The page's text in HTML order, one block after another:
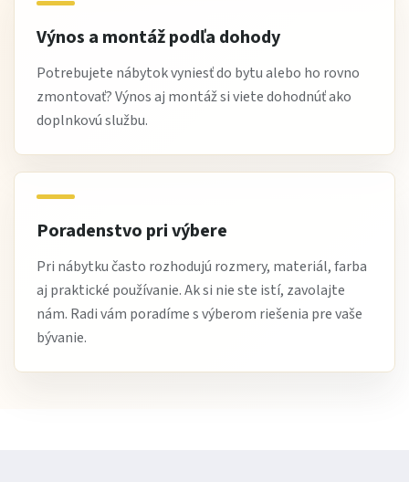
sedenie.
Stručne:
Kreslo BOSTON 2 je komfortné čalúnené kreslos
ergonomickým sedákom a operadlom
Doprajte si pohodlie a štýl – objednajte si kreslo BOSTON
Výnos a montáž podľa dohody
Potrebujete nábytok vyniesť do bytu alebo ho rovno
zmontovať? Výnos aj montáž si viete dohodnúť ako
doplnkovú službu.
Poradenstvo pri výbere
Pri nábytku často rozhodujú rozmery, materiál, farba
aj praktické používanie. Ak si nie ste istí, zavolajte
nám. Radi vám poradíme s výberom riešenia pre vaše
bývanie.